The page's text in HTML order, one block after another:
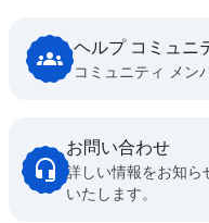
ヘルプ コミュニ
コミュニティ メン
お問い合わせ
詳しい情報をお知ら
いたします。